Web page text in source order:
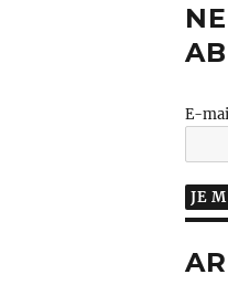
E-